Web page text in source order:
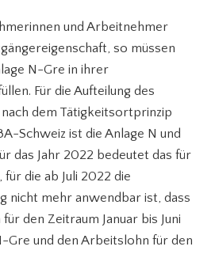
und Arbeitnehmer
so müssen
N-Gre in ihrer
Für die Aufteilung des
dem Tätigkeitsortprinzip
Schweiz ist die Anlage N und
das Jahr 2022 bedeutet das für
die ab Juli 2022 die
nicht mehr anwendbar ist, dass
den Zeitraum Januar bis Juni
Gre und den Arbeitslohn für den